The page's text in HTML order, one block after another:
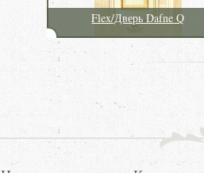
Flex/Дверь Dafne Q